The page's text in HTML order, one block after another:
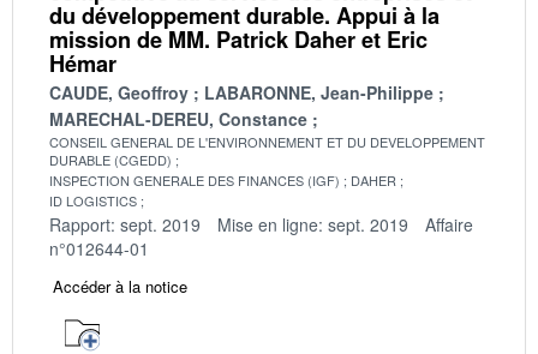
du développement durable. Appui à la
mission de MM. Patrick Daher et Eric
Hémar
CAUDE, Geoffroy
LABARONNE, Jean-Philippe
MARECHAL-DEREU, Constance
CONSEIL GENERAL DE L'ENVIRONNEMENT ET DU DEVELOPPEMENT
DURABLE (CGEDD)
INSPECTION GENERALE DES FINANCES (IGF)
DAHER
ID LOGISTICS
Rapport: sept. 2019 Mise en ligne: sept. 2019
Affaire
n°012644-01
Accéder à la notice